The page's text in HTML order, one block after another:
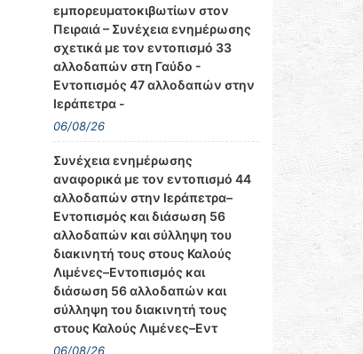
εμπορευματοκιβωτίων στον
Πειραιά – Συνέχεια ενημέρωσης
σχετικά με τον εντοπισμό 33
αλλοδαπών στη Γαύδο -
Εντοπισμός 47 αλλοδαπών στην
Ιεράπετρα -
06/08/26
Συνέχεια ενημέρωσης
αναφορικά με τον εντοπισμό 44
αλλοδαπών στην Ιεράπετρα–
Εντοπισμός και διάσωση 56
αλλοδαπών και σύλληψη του
διακινητή τους στους Καλούς
Λιμένες–Εντοπισμός και
διάσωση 56 αλλοδαπών και
σύλληψη του διακινητή τους
στους Καλούς Λιμένες–Εντ
06/08/26